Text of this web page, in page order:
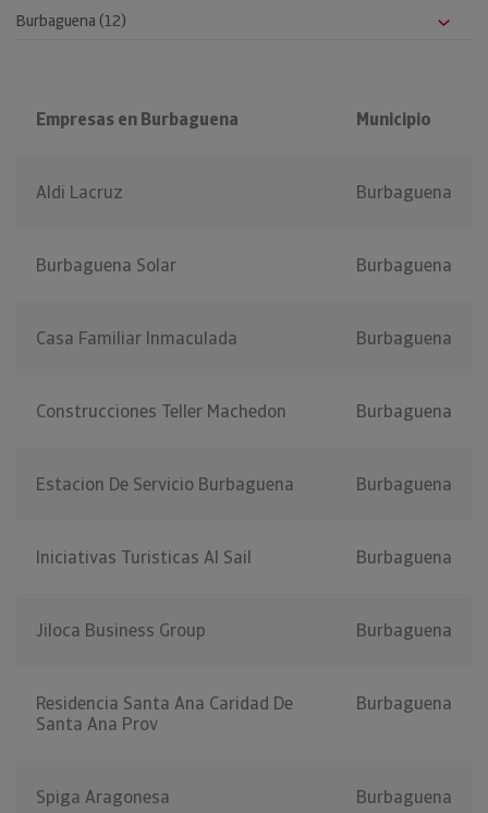
Empresas en Burbaguena Municipio
Aldi Lacruz Burbaguena
Burbaguena Solar Burbaguena
Casa Familiar Inmaculada Burbaguena
Construcciones Teller Machedon Burbaguena
Estacion De Servicio Burbaguena Burbaguena
Iniciativas Turisticas Al Sail Burbaguena
Jiloca Business Group Burbaguena
Residencia Santa Ana Caridad De
Santa Ana Prov
Burbaguena
Spiga Aragonesa Burbaguena